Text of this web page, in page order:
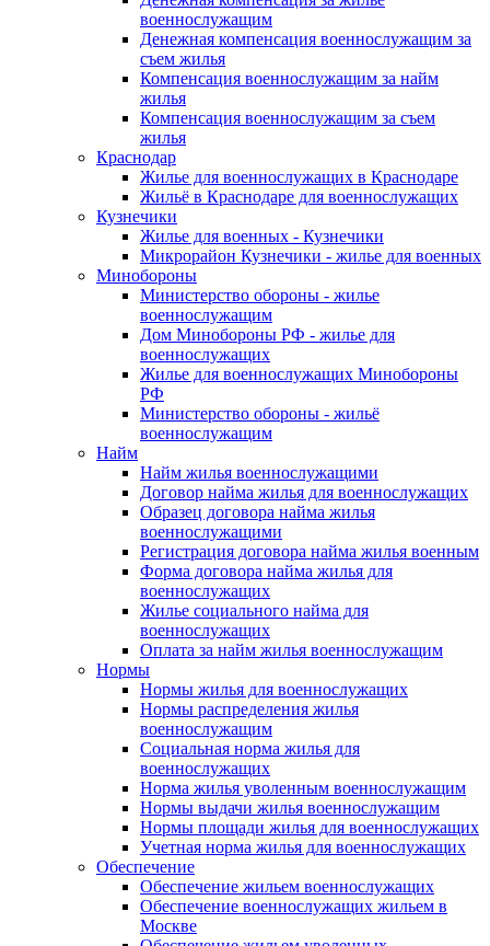
военнослужащим
Денежная компенсация военнослужащим за
съем жилья
Компенсация военнослужащим за найм
жилья
Компенсация военнослужащим за съем
жилья
Краснодар
Жилье для военнослужащих в Краснодаре
Жильё в Краснодаре для военнослужащих
Кузнечики
Жилье для военных - Кузнечики
Микрорайон Кузнечики - жилье для военных
Минобороны
Министерство обороны - жилье
военнослужащим
Дом Минобороны РФ - жилье для
военнослужащих
Жилье для военнослужащих Минобороны
РФ
Министерство обороны - жильё
военнослужащим
Найм
Найм жилья военнослужащими
Договор найма жилья для военнослужащих
Образец договора найма жилья
военнослужащими
Регистрация договора найма жилья военным
Форма договора найма жилья для
военнослужащих
Жилье социального найма для
военнослужащих
Оплата за найм жилья военнослужащим
Нормы
Нормы жилья для военнослужащих
Нормы распределения жилья
военнослужащим
Социальная норма жилья для
военнослужащих
Норма жилья уволенным военнослужащим
Нормы выдачи жилья военнослужащим
Нормы площади жилья для военнослужащих
Учетная норма жилья для военнослужащих
Обеспечение
Обеспечение жильем военнослужащих
Обеспечение военнослужащих жильем в
Москве